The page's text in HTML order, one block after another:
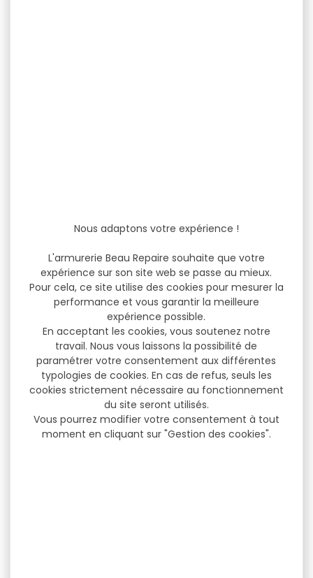
Nous adaptons votre expérience !
L'armurerie Beau Repaire souhaite que votre
expérience sur son site web se passe au mieux.
Pour cela, ce site utilise des cookies pour mesurer la
performance et vous garantir la meilleure
expérience possible.
En acceptant les cookies, vous soutenez notre
travail. Nous vous laissons la possibilité de
paramétrer votre consentement aux différentes
typologies de cookies. En cas de refus, seuls les
cookies strictement nécessaire au fonctionnement
du site seront utilisés.
Vous pourrez modifier votre consentement à tout
moment en cliquant sur "Gestion des cookies".